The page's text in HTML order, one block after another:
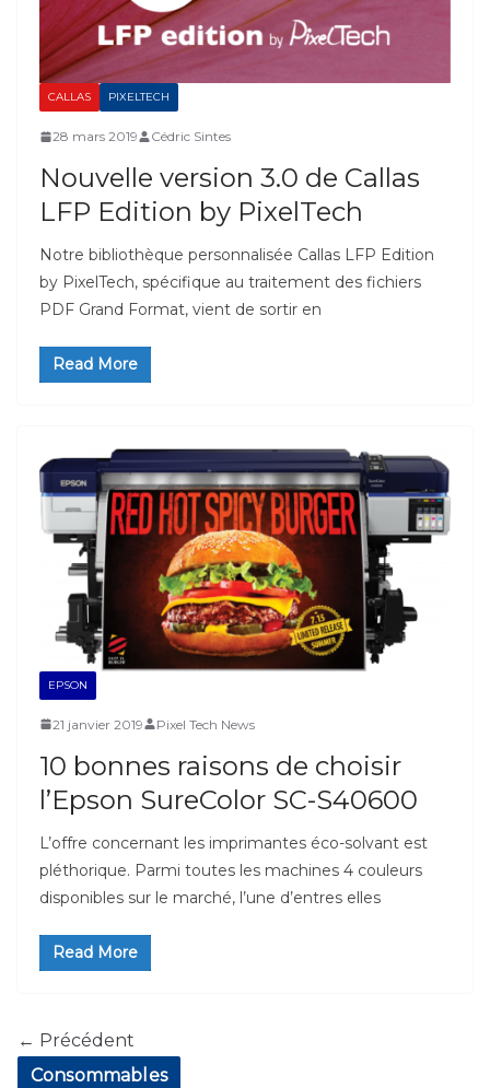
CALLAS PIXELTECH
28 mars 2019 Cédric Sintes
Nouvelle version 3.0 de Callas
LFP Edition by PixelTech
Notre bibliothèque personnalisée Callas LFP Edition
by PixelTech, spécifique au traitement des fichiers
PDF Grand Format, vient de sortir en
Read More
EPSON
21 janvier 2019 Pixel Tech News
10 bonnes raisons de choisir
l’Epson SureColor SC-S40600
L’offre concernant les imprimantes éco-solvant est
pléthorique. Parmi toutes les machines 4 couleurs
disponibles sur le marché, l’une d’entres elles
Read More
← Précédent
Consommables